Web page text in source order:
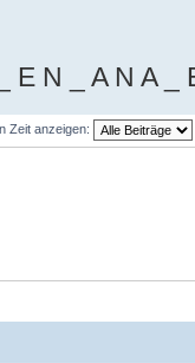
_ E N _ A N A _
Zeit anzeigen: